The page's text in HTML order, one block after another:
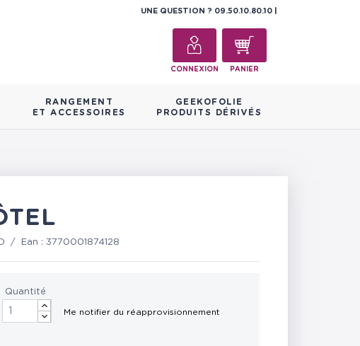
UNE QUESTION ? 09.50.10.80.10
CONNEXION PANIER
RANGEMENT
ET ACCESSOIRES
GEEKOFOLIE
PRODUITS DÉRIVÉS
/ Ean :3770001874128
Quantité